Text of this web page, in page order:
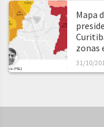
Mapa
zonas
31/10/